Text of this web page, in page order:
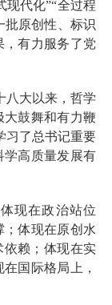
现代化”“全过程
批原创性、标识
有力服务了党
八大以来，哲学
鼓舞和有力鞭
习了总书记重要
学高质量发展有
现在政治站位
；体现在原创水
依赖；体现在实
国际格局上，